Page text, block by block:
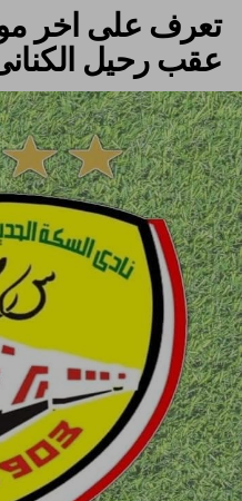
تعرف على اخر
عقب رحيل